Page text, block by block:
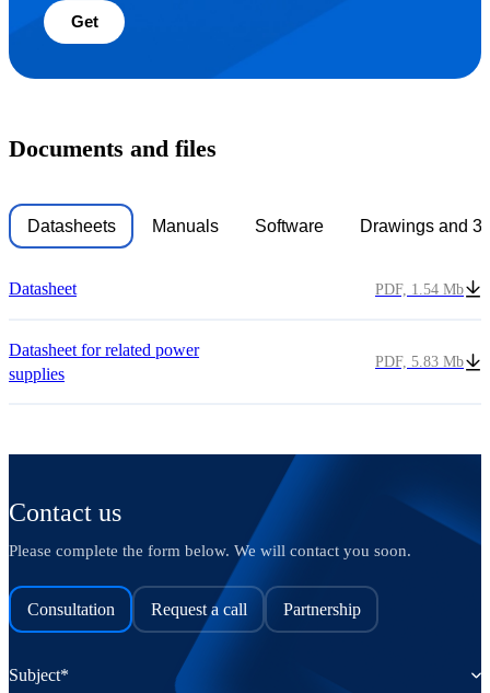
Get
Documents and files
Datasheets Manuals Software Drawings and
Datasheet PDF, 1.54 Mb
Datasheet for related power
supplies
PDF, 5.83 Mb
Contact us
Please complete the form below. We will contact you soon.
Consultation Request a call Partnership
Subject*